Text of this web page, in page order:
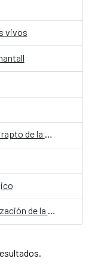
vivos
Lecturas al centro: Blanca Olmedo y El rapto de la Sevillana
CONVOCATORIA | Diseño y conceptualización de la carroza del CCET